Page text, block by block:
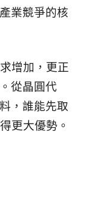
業競爭的核
增加，更正
從晶圓代
，誰能先取
更大優勢。